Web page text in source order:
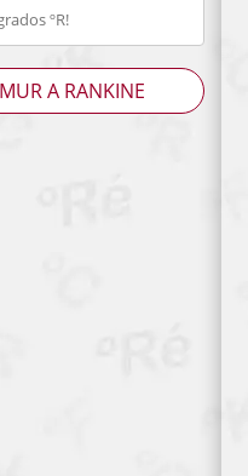
A RANKINE